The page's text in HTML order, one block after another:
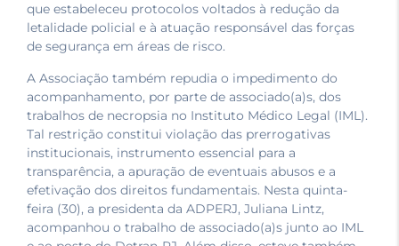
que estabeleceu protocolos voltados à redução da
letalidade policial e à atuação responsável das forças
de segurança em áreas de risco.
A Associação também repudia o impedimento do
acompanhamento, por parte de associado(a)s, dos
trabalhos de necropsia no Instituto Médico Legal (IML).
Tal restrição constitui violação das prerrogativas
institucionais, instrumento essencial para a
transparência, a apuração de eventuais abusos e a
efetivação dos direitos fundamentais. Nesta quinta-
feira (30), a presidenta da ADPERJ, Juliana Lintz,
acompanhou o trabalho de associado(a)s junto ao IML